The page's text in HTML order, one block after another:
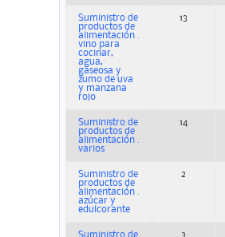
Suministro de
productos de
alimentación .
vino para
cocinar,
agua,
gaseosa y
zumo de uva
y manzana
rojo
13
Suministro de
productos de
alimentación .
varios
14
Suministro de
productos de
alimentación .
azúcar y
edulcorante
2
Suministro de
3